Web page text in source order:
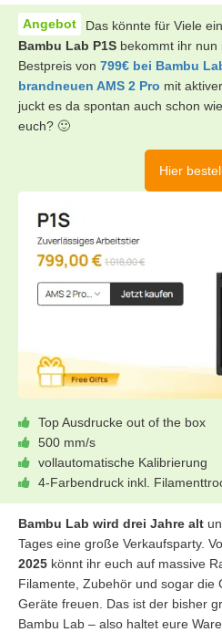
Das könnte für Viele
Bambu Lab P1S bekommt ihr nun
Bestpreis von 799€ bei Bambu
brandneuen AMS 2 Pro mit
juckt es da spontan auch schon
euch? 🙂
Hier
Top Ausdrucke out of the box
500 mm/s
vollautomatische Kalibrierung
4-Farbendruck inkl.
Bambu Lab wird drei Jahre alt
Tages eine große Verkaufsparty.
2025 könnt ihr euch auf massive
Filamente, Zubehör und sogar die
Geräte freuen. Das ist der bisher
Bambu Lab – also haltet eure